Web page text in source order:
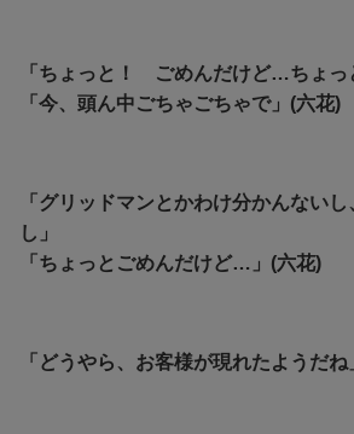
「ちょっと！ ごめんだけど…ちょっ
「今、頭ん中ごちゃごちゃで」(六花)
「グリッドマンとかわけ分かんない
し」
「ちょっとごめんだけど…」(六花)
「どうやら、お客様が現れたようだ